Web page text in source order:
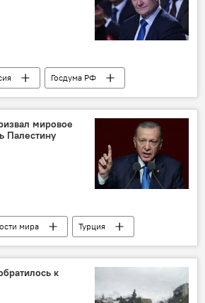
Госдума РФ
Михаил Мишустин
Новое правительство
кандидаты
мировое
Палестину
мира
Турция
Греция
израильский конфликт
к